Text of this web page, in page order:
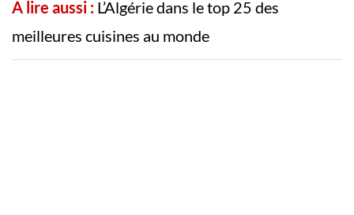
A lire aussi : L’Algérie dans le top 25 des
meilleures cuisines au monde